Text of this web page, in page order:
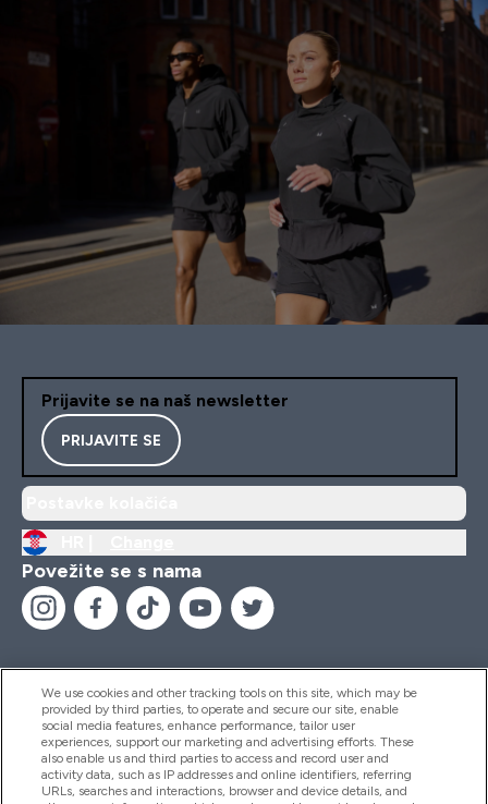
Prijavite se na naš newsletter
PRIJAVITE SE
Povežite se s nama
Pomoć I Informacije
Proizvodi
We use cookies and other tracking tools on this site, which may be
provided by third parties, to operate and secure our site, enable
social media features, enhance performance, tailor user
experiences, support our marketing and advertising efforts. These
also enable us and third parties to access and record user and
activity data, such as IP addresses and online identifiers, referring
URLs, searches and interactions, browser and device details, and